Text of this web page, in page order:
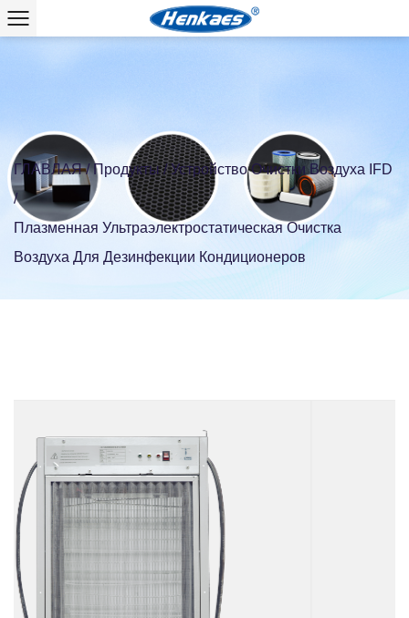
ГЛАВЛАЯ/Продукты/Устройство Очистки Воздуха IFD
/
Плазменная Ультраэлектростатическая Очистка
Воздуха Для Дезинфекции Кондиционеров